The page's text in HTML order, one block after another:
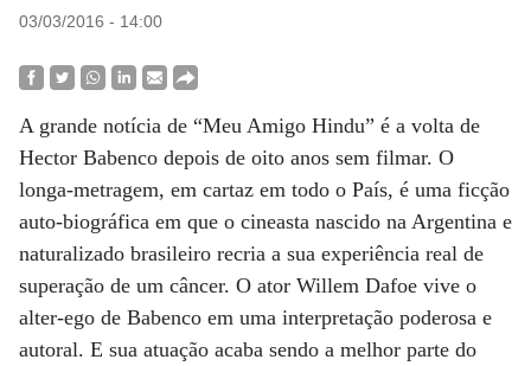
03/03/2016 - 14:00
A grande notícia de “Meu Amigo Hindu” é a volta de
Hector Babenco depois de oito anos sem filmar. O
longa-metragem, em cartaz em todo o País, é uma ficção
auto-biográfica em que o cineasta nascido na Argentina e
naturalizado brasileiro recria a sua experiência real de
superação de um câncer. O ator Willem Dafoe vive o
alter-ego de Babenco em uma interpretação poderosa e
autoral. E sua atuação acaba sendo a melhor parte do